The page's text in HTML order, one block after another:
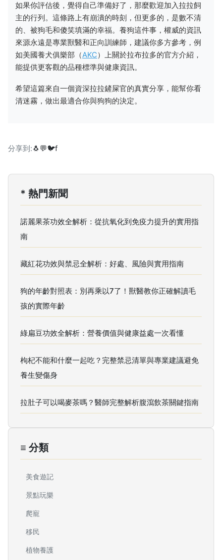
如果你評估後，覺得自己準備好了，那麼歡迎加入拉拉飼
主的行列。這條路上有崩潰的時刻，但更多的，是數不清
的、被狗毛和傻笑填滿的幸福。養狗這件事，權威的資訊
來源永遠是專業獸醫和正向訓練師，建議你多方參考，例
如美國養犬俱樂部（AKC）上關於拉布拉多的官方介紹，
能提供更客觀的品種標準與健康資訊。
希望這篇來自一個資深拉拉鏟屎官的真實分享，能幫你看
清迷霧，做出最適合你與狗狗的決定。
分享到:🐧💬🐦f
* 熱門新聞
諾麗果茶功效全解析：從抗氧化到免疫力提升的實用指
南
藏紅花功效與禁忌全解析：好處、風險與實用指南
狗的年齡對照表：別再乘以7了！獸醫教你正確解讀毛
孩的實際年齡
綠扁豆功效全解析：營養價值與健康益處一次看懂
枸杞不能和什麼一起吃？完整禁忌清單與專業建議避免
養生變傷身
拉肚子可以喝麥茶嗎？醫師完整解析腹瀉飲茶關鍵指南
≡ 分類
美食遊記
景點玩樂
爬寵
移民
植物養護